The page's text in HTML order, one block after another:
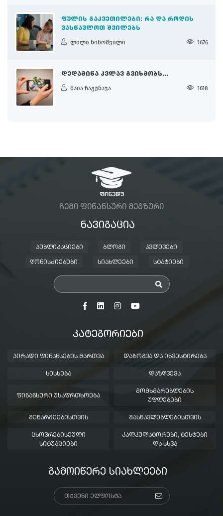
ᲤᲣᲚᲘᲡ ᲒᲐᲙᲕᲔᲗᲘᲚᲔᲑᲘ: ᲠᲐ ᲓᲐ ᲠᲝᲓᲘᲡ
ᲕᲐᲡᲬᲐᲕᲚᲝᲗ ᲨᲕᲘᲚᲔᲑᲡ
ლილი ნინოშვილი 1676
ᲓᲔᲓᲐᲛᲘᲬᲐ ᲙᲕᲚᲐᲕ ᲒᲕᲘᲮᲛᲝᲑᲡ...
მაია ჩაგუნავა 1618
ᲩᲔᲛᲘ ᲤᲘᲜᲐᲜᲡᲣᲠᲘ ᲛᲔᲒᲖᲣᲠᲘ
ᲜᲐᲕᲘᲒᲐᲪᲘᲐ
ᲞᲣᲑᲚᲘᲙᲐᲪᲘᲔᲑᲘ ᲑᲚᲝᲒᲘ ᲙᲕᲚᲔᲕᲔᲑᲘ
ᲦᲝᲜᲘᲡᲫᲘᲔᲑᲔᲑᲘ ᲡᲘᲐᲮᲚᲔᲔᲑᲘ ᲡᲢᲐᲢᲘᲔᲑᲘ
ᲙᲐᲢᲔᲒᲝᲠᲘᲔᲑᲘ
ᲞᲘᲠᲐᲓᲘ ᲤᲘᲜᲐᲜᲡᲔᲑᲘᲡ ᲛᲐᲠᲗᲕᲐ ᲓᲐᲖᲝᲒᲕᲐ ᲓᲐ ᲘᲜᲕᲔᲡᲢᲘᲠᲔᲑᲐ
ᲡᲔᲡᲮᲔᲑᲐ ᲓᲐᲖᲦᲕᲔᲕᲐ
ᲤᲘᲜᲐᲜᲡᲣᲠᲘ ᲣᲡᲐᲤᲠᲗᲮᲝᲔᲑᲐ
ᲛᲝᲛᲮᲛᲐᲠᲔᲑᲚᲔᲑᲘᲡ
ᲣᲤᲚᲔᲑᲔᲑᲘ
ᲛᲔᲬᲐᲠᲛᲔᲔᲑᲘᲡᲗᲕᲘᲡ ᲛᲐᲡᲬᲐᲕᲚᲔᲑᲚᲔᲑᲘᲡᲗᲕᲘᲡ
ᲪᲮᲝᲕᲠᲔᲑᲘᲡᲔᲣᲚᲘ
ᲡᲘᲢᲣᲐᲪᲘᲔᲑᲘ
ᲙᲐᲚᲙᲣᲚᲐᲢᲝᲠᲔᲑᲘ, ᲢᲔᲡᲢᲔᲑᲘ
ᲓᲐ ᲡᲮᲕᲐ
ᲒᲐᲛᲝᲘᲬᲔᲠᲔ ᲡᲘᲐᲮᲚᲔᲔᲑᲘ